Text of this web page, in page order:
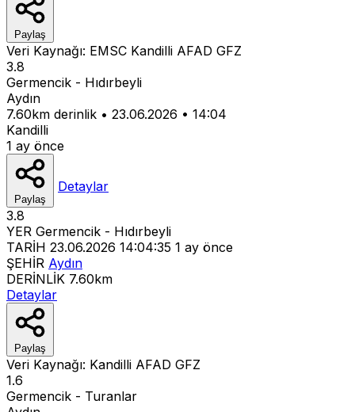
Paylaş
Veri Kaynağı: EMSC Kandilli AFAD GFZ
3.8
Germencik - Hıdırbeyli
Aydın
7.60km derinlik • 23.06.2026 • 14:04
Kandilli
1 ay önce
Paylaş
Detaylar
3.8
YER Germencik - Hıdırbeyli
TARİH 23.06.2026 14:04:35 1 ay önce
ŞEHİR Aydın
DERİNLİK 7.60km
Detaylar
Paylaş
Veri Kaynağı: Kandilli AFAD GFZ
1.6
Germencik - Turanlar